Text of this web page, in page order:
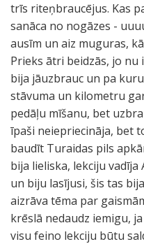
trīs riteņbraucējus. Kas
sanāca no nogāzes -
ausīm un aiz muguras,
Prieks ātri beidzās, jo
bija jāuzbrauc un pa
stāvuma un kilometru
pedāļu mīšanu, bet
īpaši neiepriecināja, bet
baudīt Turaidas pils
bija lieliska, lekciju
un biju lasījusi, šis tas
aizrāva tēma par
krēslā nedaudz iemigu,
visu feino lekciju būtu